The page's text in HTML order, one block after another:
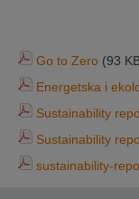
Go to Zero (93
Energetska i
Sustainability
Sustainability
sustainability-